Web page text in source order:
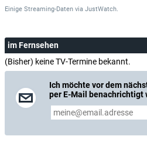
Einige Streaming-Daten via JustWatch.
im Fernsehen
(Bisher) keine TV-Termine bekannt.
Ich möchte vor dem
per E-Mail benachrichtigt